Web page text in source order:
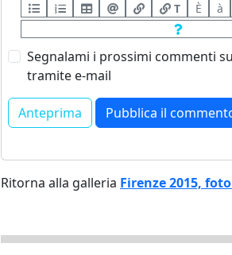
T
È à
Segnalami i prossimi commenti
tramite e-mail
Ritorna alla galleria Firenze 2015,